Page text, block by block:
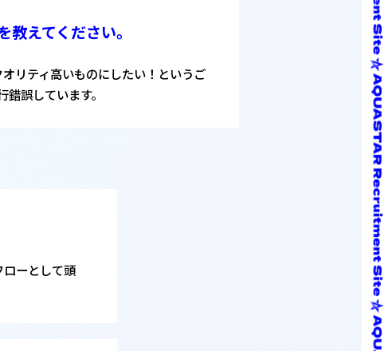
教えてください。
リティ高いものにしたい！というご
誤しています。
ーとして頭